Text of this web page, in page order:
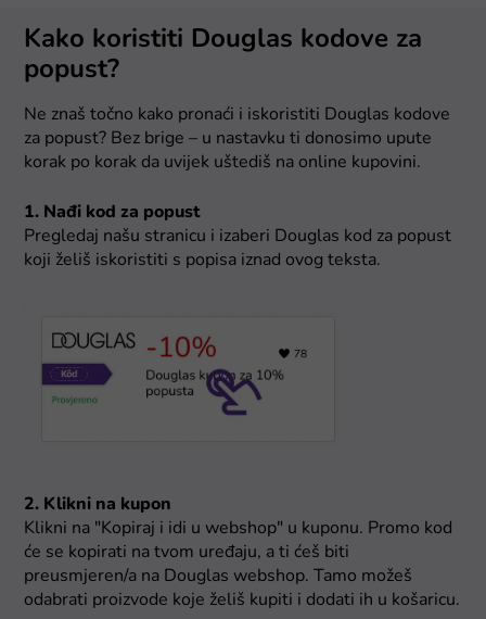
Kako koristiti Douglas kodove za
popust?
Ne znaš točno kako pronaći i iskoristiti Douglas kodove
za popust? Bez brige – u nastavku ti donosimo upute
korak po korak da uvijek uštediš na online kupovini.
1. Nađi kod za popust
Pregledaj našu stranicu i izaberi Douglas kod za popust
koji želiš iskoristiti s popisa iznad ovog teksta.
2. Klikni na kupon
Klikni na "Kopiraj i idi u webshop" u kuponu. Promo kod
će se kopirati na tvom uređaju, a ti ćeš biti
preusmjeren/a na Douglas webshop. Tamo možeš
odabrati proizvode koje želiš kupiti i dodati ih u košaricu.